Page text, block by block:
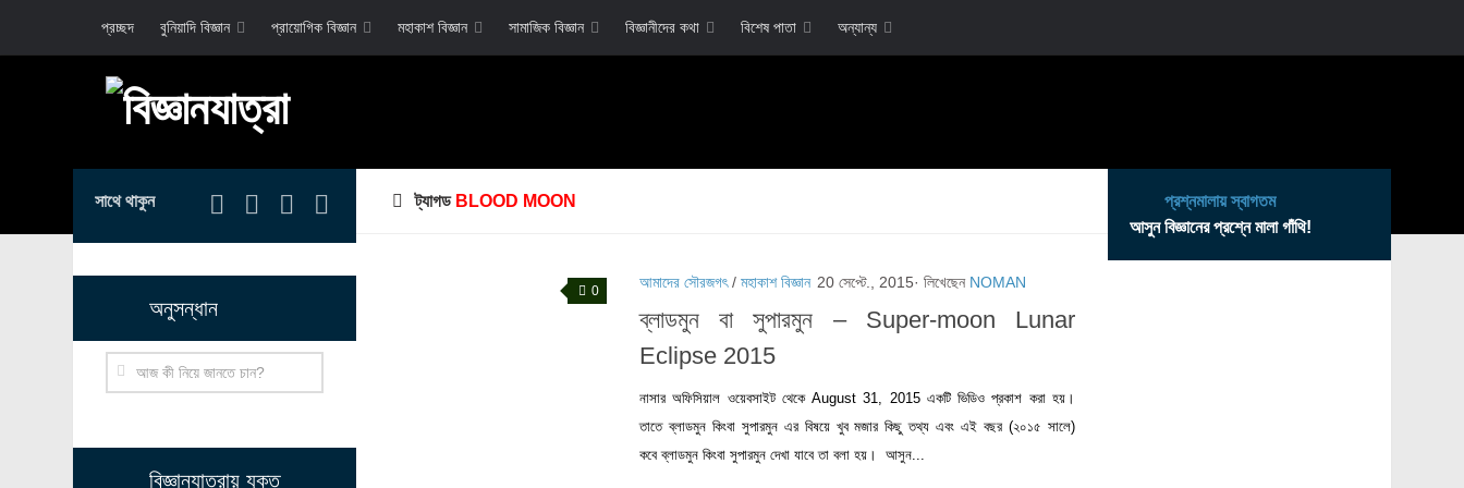
প্রচ্ছদ বুনিয়াদি বিজ্ঞান প্রায়োগিক বিজ্ঞান মহাকাশ বিজ্ঞান সামাজিক বিজ্ঞান বিজ্ঞানীদের কথা বিশেষ পাতা অন্যান্য
ট্যাগড BLOOD MOON
0 আমাদের সৌরজগৎ/মহাকাশ বিজ্ঞান 20 সেপ্টে., 2015· লিখেছেন NOMAN
ব্লাডমুন বা সুপারমুন – Super-moon Lunar
Eclipse 2015
নাসার অফিসিয়াল ওয়েবসাইট থেকে August 31, 2015 একটি ভিডিও প্রকাশ করা হয়।
তাতে ব্লাডমুন কিংবা সুপারমুন এর বিষয়ে খুব মজার কিছু তথ্য এবং এই বছর (২০১৫ সালে)
কবে ব্লাডমুন কিংবা সুপারমুন দেখা যাবে তা বলা হয়। আসুন...
সাথে থাকুন
অনুসন্ধান
বিজ্ঞানযাত্রায় যুক্ত
প্রশ্নমালায় স্বাগতম
আসুন বিজ্ঞানের প্রশ্নে মালা গাঁথি!